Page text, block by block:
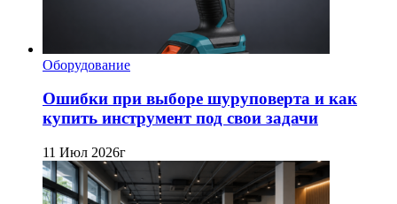
Оборудование
Ошибки при выборе шуруповерта и как
купить инструмент под свои задачи
11 Июл 2026г